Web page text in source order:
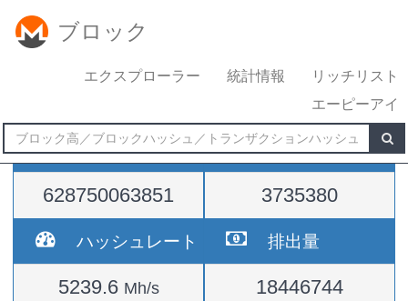
ブロック
エクスプローラー 統計情報
リッチリスト
エーピーアイ
難易度
628750063851
高さ
3735380
ハッシュレート
5239.6 Mh/s
排出量
18446744